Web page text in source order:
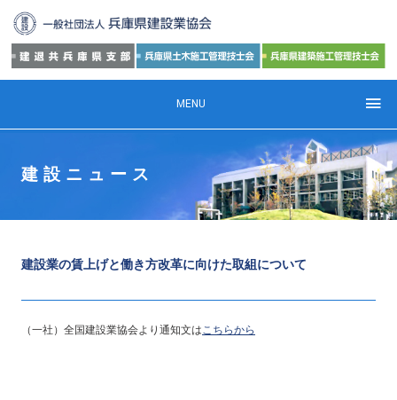
MENU
建設ニュース
建設業の賃上げと働き方改革に向けた取組について
（一社）全国建設業協会より通知文はこちらから